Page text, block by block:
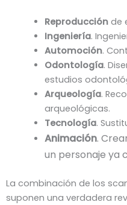
Reproducciónde
Ingeniería.
Automoción.
Odontología.
estudios
Arqueología.
arqueológicas.
Tecnología.
Animación.
un personaje ya
La combinación de los
suponen una verdadera